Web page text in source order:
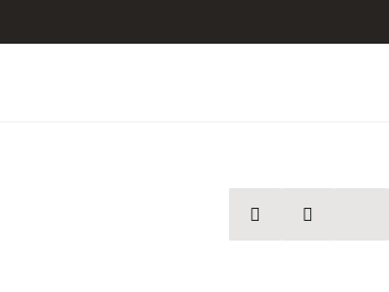
spausdintiDalintis